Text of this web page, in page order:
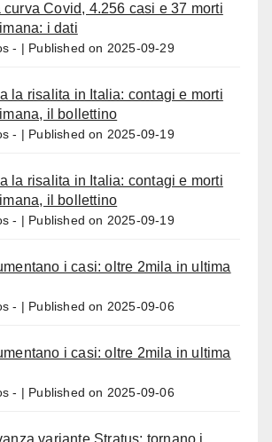
Covid, 4.256 casi e 37 morti
i dati
- Published on 2025-09-29
la risalita in Italia: contagi e morti
il bollettino
- Published on 2025-09-19
la risalita in Italia: contagi e morti
il bollettino
- Published on 2025-09-19
i casi: oltre 2mila in ultima
- Published on 2025-09-06
i casi: oltre 2mila in ultima
- Published on 2025-09-06